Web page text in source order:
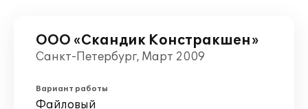
ООО «Скандик Констракшен»
Санкт-Петербург, Март 2009
Вариант работы
Файловый